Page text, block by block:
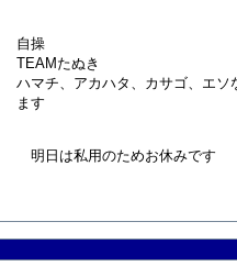
自操
TEAMたぬき
ハマチ、アカハタ、カサゴ、エソ
ます
明日は私用のためお休みです